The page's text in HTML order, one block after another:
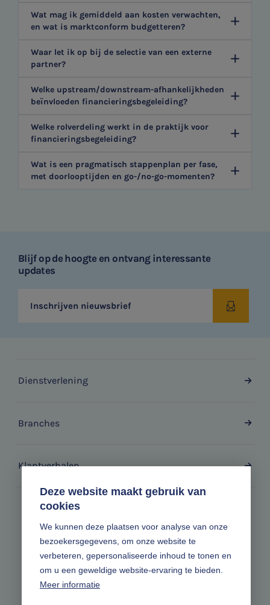
Deze website maakt gebruik van
cookies
We kunnen deze plaatsen voor analyse van onze
bezoekersgegevens, om onze website te
verbeteren, gepersonaliseerde inhoud te tonen en
om u een geweldige website-ervaring te bieden.
Meer informatie
Wat mag ik gemiddeld aan kosten verwachten,
en wat is marktconform budgetteren?
Waar let ik op bij de selectie van een externe
partner?
Welke upstream/downstream-afhankelijkheden
beïnvloeden financieringsbegeleiding?
Welke rolverdeling werkt in de praktijk voor
financieringsbegeleiding?
Wat is een pragmatisch stappenplan per fase,
met doorlooptijden en go-/no-go-momenten?
Blijf op de hoogte en ontvang interessante
updates
Inschrijven nieuwsbrief
Dienstverlening
Branches
Klantverhalen
Volg ons online